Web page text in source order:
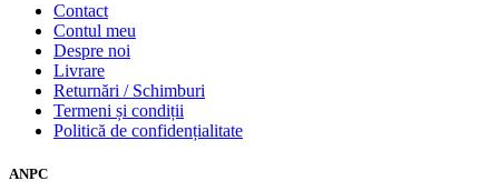
Contact
Contul meu
Despre noi
Livrare
Returnări / Schimburi
Termeni și condiții
Politică de confidențialitate
ANPC